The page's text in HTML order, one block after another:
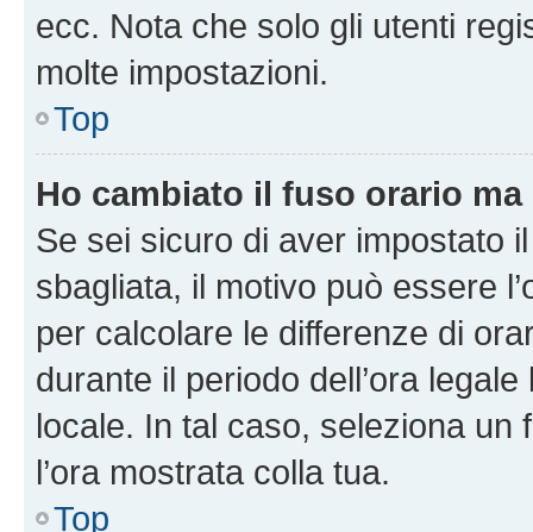
ecc. Nota che solo gli utenti
molte impostazioni.
Top
Ho cambiato il fuso orario ma
Se sei sicuro di aver impostato
sbagliata, il motivo può essere
per calcolare le differenze di
durante il periodo dell’ora
locale. In tal caso, seleziona
l’ora mostrata colla tua.
Top